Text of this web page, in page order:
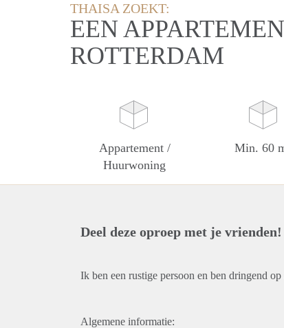
THAISA ZOEKT:
EEN
ROTTERDAM
Appartement /
Huurwoning
Min. 60
Deel deze oproep met je vrienden!
Ik ben een rustige persoon en ben dringend
Algemene informatie: